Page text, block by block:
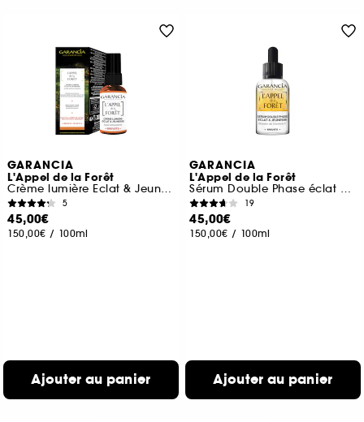
GARANCIA
L'Appel de la Forêt
Crème lumière Eclat & Jeunesse
5
45,00€
150,00€ / 100ml
Ajouter au panier
GARANCIA
L'Appel de la Forêt
Sérum Double Phase éclat & jeunesse Booster de Vitamine C
19
45,00€
150,00€ / 100ml
Ajouter au panier